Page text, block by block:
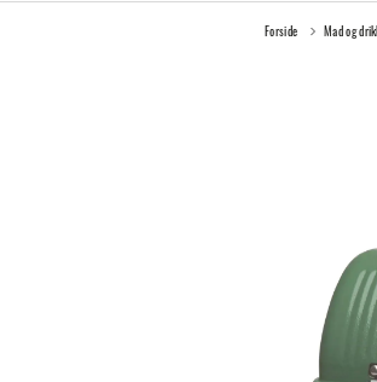
Forside Mad og